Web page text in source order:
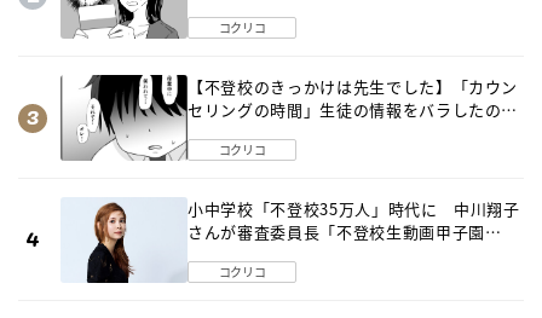
コクリコ
【不登校のきっかけは先生でした】「カウン
セリングの時間」生徒の情報をバラしたの
コクリコ
小中学校「不登校35万人」時代に 中川翔子
さんが審査委員長「不登校生動画甲子園
コクリコ